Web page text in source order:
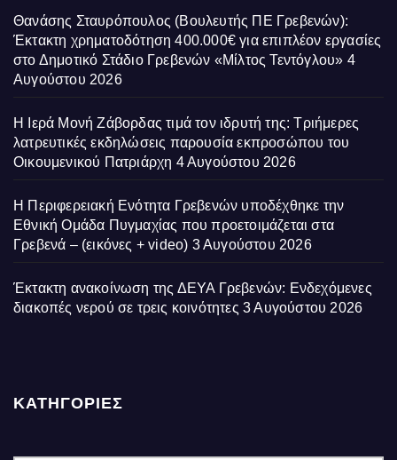
Θανάσης Σταυρόπουλος (Βουλευτής ΠΕ Γρεβενών):
Έκτακτη χρηματοδότηση 400.000€ για επιπλέον εργασίες
στο Δημοτικό Στάδιο Γρεβενών «Μίλτος Τεντόγλου» 4
Αυγούστου 2026
Η Ιερά Μονή Ζάβορδας τιμά τον ιδρυτή της: Τριήμερες
λατρευτικές εκδηλώσεις παρουσία εκπροσώπου του
Οικουμενικού Πατριάρχη 4 Αυγούστου 2026
Η Περιφερειακή Ενότητα Γρεβενών υποδέχθηκε την
Εθνική Ομάδα Πυγμαχίας που προετοιμάζεται στα
Γρεβενά – (εικόνες + video) 3 Αυγούστου 2026
Έκτακτη ανακοίνωση της ΔΕΥΑ Γρεβενών: Ενδεχόμενες
διακοπές νερού σε τρεις κοινότητες 3 Αυγούστου 2026
ΚΑΤΗΓΟΡΙΕΣ